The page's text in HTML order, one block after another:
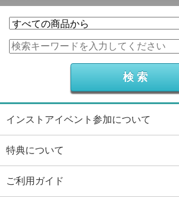
インストアイベント参加について
特典について
ご利用ガイド